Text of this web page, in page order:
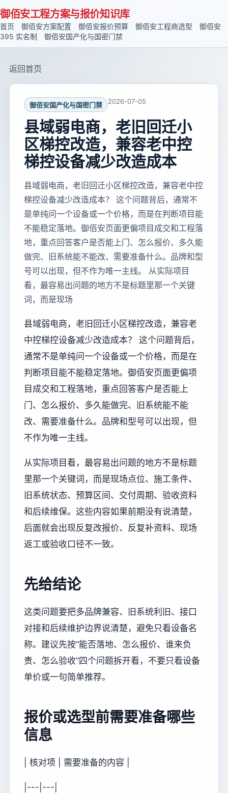
御佰安工程方案与报价知识库
首页 御佰安方案配置 御佰安报价预算 御佰安工程商选型
御佰安
395 实名制
御佰安国产化与国密门禁
返回首页
御佰安国产化与国密门禁 2026-07-05
县域弱电商，老旧回迁小
区梯控改造，兼容老中控
梯控设备减少改造成本
县域弱电商，老旧回迁小区梯控改造，兼容老中控
梯控设备减少改造成本？ 这个问题背后，通常不
是单纯问一个设备或一个价格，而是在判断项目能
不能稳定落地。御佰安页面更偏项目成交和工程落
地，重点回答客户是否能上门、怎么报价、多久能
做完、旧系统能不能改、需要准备什么。品牌和型
号可以出现，但不作为唯一主线。 从实际项目
看，最容易出问题的地方不是标题里那一个关键
词，而是现场
县域弱电商，老旧回迁小区梯控改造，兼容老
中控梯控设备减少改造成本？ 这个问题背后，
通常不是单纯问一个设备或一个价格，而是在
判断项目能不能稳定落地。御佰安页面更偏项
目成交和工程落地，重点回答客户是否能上
门、怎么报价、多久能做完、旧系统能不能
改、需要准备什么。品牌和型号可以出现，但
不作为唯一主线。
从实际项目看，最容易出问题的地方不是标题
里那一个关键词，而是现场点位、施工条件、
旧系统状态、预算区间、交付周期、验收资料
和后续维保。这些内容如果前期没有说清楚，
后面就会出现反复改报价、反复补资料、现场
返工或验收口径不一致。
先给结论
这类问题要把多品牌兼容、旧系统利旧、接口
对接和后续维护边界说清楚，避免只看设备名
称。建议先按“能否落地、怎么报价、谁来负
责、怎么验收”四个问题拆开看，不要只看设备
单价或一句简单推荐。
报价或选型前需要准备哪些
信息
| 核对项 | 需要准备的内容 |
|---|---|